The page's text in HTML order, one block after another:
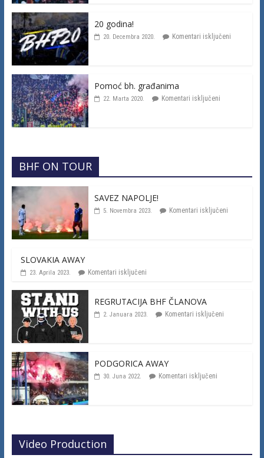
20 godina!
20. Decembra 2020. Komentari isključeni
Pomoć bh. građanima
22. Marta 2020. Komentari isključeni
BHF ON TOUR
SAVEZ NAPOLJE!
5. Novembra 2023. Komentari isključeni
SLOVAKIA AWAY
23. Aprila 2023. Komentari isključeni
REGRUTACIJA BHF ČLANOVA
2. Januara 2023. Komentari isključeni
PODGORICA AWAY
30. Juna 2022. Komentari isključeni
Video Production